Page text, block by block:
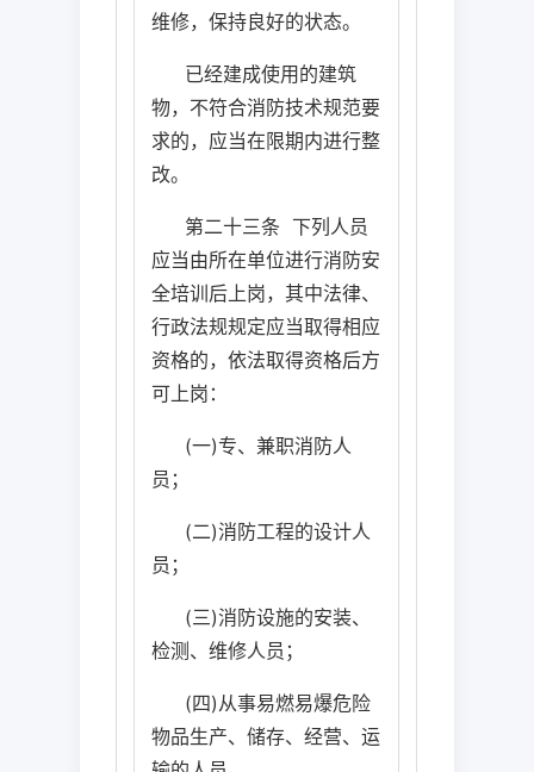
维修，保持良好的状态。
已经建成使用的建筑
物，不符合消防技术规范要
求的，应当在限期内进行整
改。
第二十三条 下列人员
应当由所在单位进行消防安
全培训后上岗，其中法律、
行政法规规定应当取得相应
资格的，依法取得资格后方
可上岗：
(一)专、兼职消防人
员；
(二)消防工程的设计人
员；
(三)消防设施的安装、
检测、维修人员；
(四)从事易燃易爆危险
物品生产、储存、经营、运